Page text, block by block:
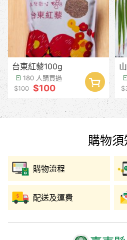
台東紅藜100g
180 人購買過
$100 $100
購物須
購物流程
配送及運費